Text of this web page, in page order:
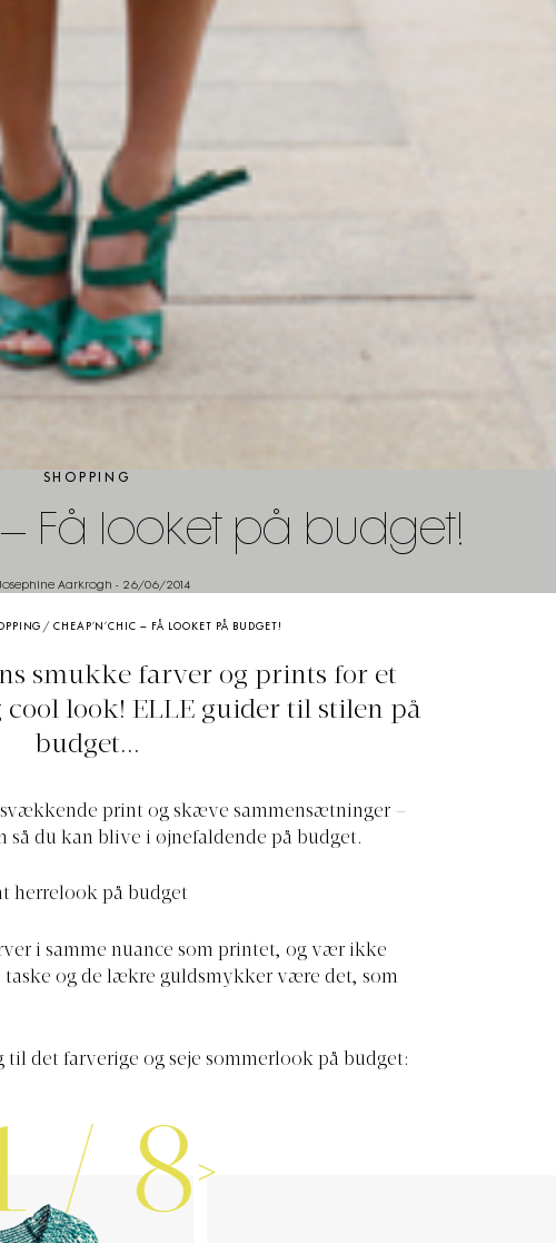
SHOPPING
– Få looket på budget!
Aarkrogh - 26/06/2014
/CHEAP’N’CHIC – FÅ LOOKET PÅ BUDGET!
smukke farver og prints for et
look! ELLE guider til stilen på
budget...
print og skæve sammensætninger –
så du kan blive i øjnefaldende på budget.
herrelook på budget
i samme nuance som printet, og vær ikke
taske og de lækre guldsmykker være det, som
det farverige og seje sommerlook på budget:
/ 8